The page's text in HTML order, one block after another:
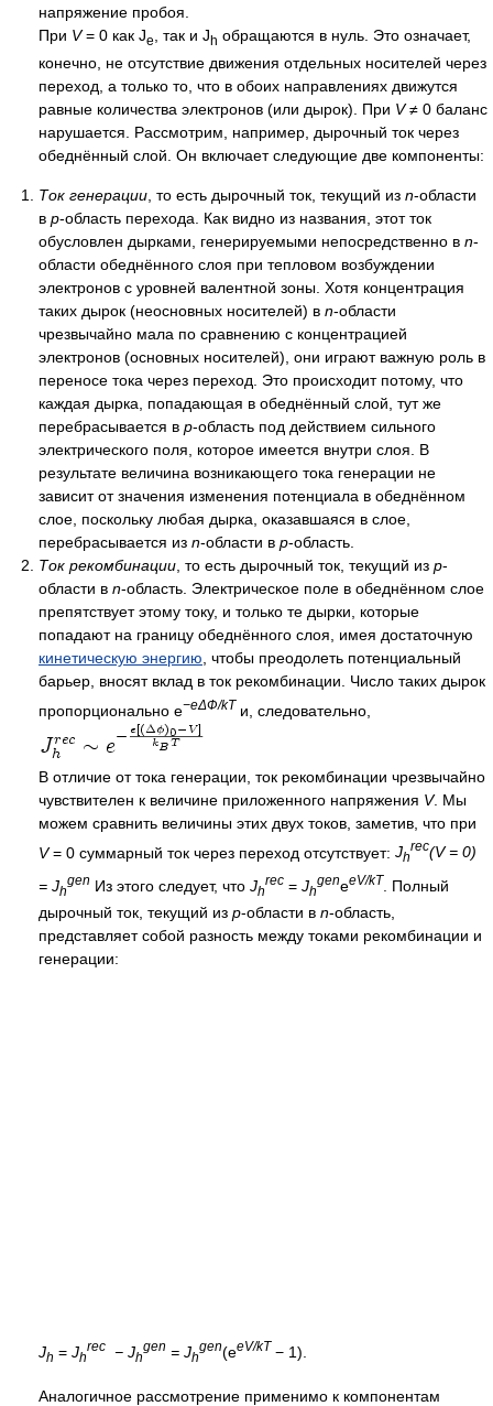
напряжение пробоя.
При V= 0 как Je , так и Jh обращаются в нуль. Это означает,
конечно, не отсутствие движения отдельных носителей через
переход, а только то, что в обоих направлениях движутся
равные количества электронов (или дырок). При V≠ 0 баланс
нарушается. Рассмотрим, например, дырочный ток через
обеднённый слой. Он включает следующие две компоненты:
Ток генерации , то есть дырочный ток, текущий из n-области
в p-область перехода. Как видно из названия, этот ток
обусловлен дырками, генерируемыми непосредственно в n-
области обеднённого слоя при тепловом возбуждении
электронов с уровней валентной зоны. Хотя концентрация
таких дырок (неосновных носителей) в n-области
чрезвычайно мала по сравнению с концентрацией
электронов (основных носителей), они играют важную роль в
переносе тока через переход. Это происходит потому, что
каждая дырка, попадающая в обеднённый слой, тут же
перебрасывается в p-область под действием сильного
электрического поля, которое имеется внутри слоя. В
результате величина возникающего тока генерации не
зависит от значения изменения потенциала в обеднённом
слое, поскольку любая дырка, оказавшаяся в слое,
перебрасывается из n-области в p-область.
Ток рекомбинации , то есть дырочный ток, текущий из p-
области в n-область. Электрическое поле в обеднённом слое
препятствует этому току, и только те дырки, которые
попадают на границу обеднённого слоя, имея достаточную
кинетическую энергию , чтобы преодолеть потенциальный
барьер, вносят вклад в ток рекомбинации. Число таких дырок
пропорционально e−eΔФ/kT и, следовательно,
В отличие от тока генерации, ток рекомбинации чрезвычайно
чувствителен к величине приложенного напряжения V. Мы
можем сравнить величины этих двух токов, заметив, что при
V= 0 суммарный ток через переход отсутствует: Jh
rec(V = 0)
= Jh
gen Из этого следует, что Jh
rec = Jh
geneeV/kT
. Полный
дырочный ток, текущий из p-области в n-область,
представляет собой разность между токами рекомбинации и
генерации:
Jh = Jh
rec − Jh
gen = Jh
gen(eeV/kT − 1).
Аналогичное рассмотрение применимо к компонентам